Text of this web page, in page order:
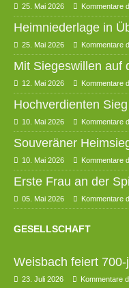
25. Mai 2026 Kommentare
Heimniederlage in
25. Mai 2026 Kommentare
Mit Siegeswillen auf
12. Mai 2026 Kommentare
Hochverdienten
10. Mai 2026 Kommentare
Souveräner
10. Mai 2026 Kommentare
Erste Frau an der
05. Mai 2026 Kommentare
GESELLSCHAFT
Weisbach feiert
23. Juli 2026 Kommentare